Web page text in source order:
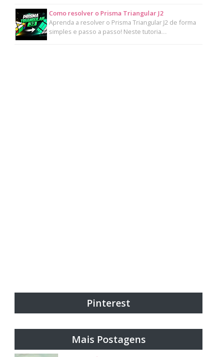
Como resolver o Prisma Triangular J2
Aprenda a resolver o Prisma Triangular J2 de forma
simples e passo a passo! Neste tutoria…
Pinterest
Mais Postagens